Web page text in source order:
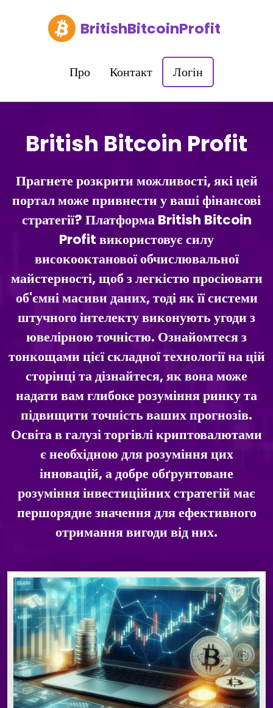
BritishBitcoinProfit
Про Контакт Логін
British Bitcoin Profit
Прагнете розкрити можливості, які цей
портал може привнести у ваші фінансові
стратегії? Платформа British Bitcoin
Profit використовує силу
високооктанової обчислювальної
майстерності, щоб з легкістю просіювати
об'ємні масиви даних, тоді як її системи
штучного інтелекту виконують угоди з
ювелірною точністю. Ознайомтеся з
тонкощами цієї складної технології на цій
сторінці та дізнайтеся, як вона може
надати вам глибоке розуміння ринку та
підвищити точність ваших прогнозів.
Освіта в галузі торгівлі криптовалютами
є необхідною для розуміння цих
інновацій, а добре обґрунтоване
розуміння інвестиційних стратегій має
першорядне значення для ефективного
отримання вигоди від них.